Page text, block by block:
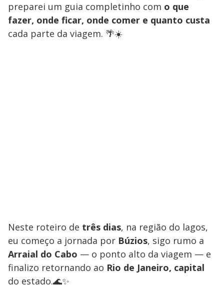
preparei um guia completinho com o que
fazer, onde ficar, onde comer e quanto custa
cada parte da viagem. 🌴☀️
Neste roteiro de três dias, na região do lagos,
eu começo a jornada por Búzios, sigo rumo a
Arraial do Cabo — o ponto alto da viagem — e
finalizo retornando ao Rio de Janeiro, capital
do estado.🌊✨